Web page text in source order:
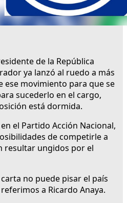
de la República
ya lanzó al ruedo a más
ese movimiento para que se
sucederlo en el cargo,
está dormida.
el Partido Acción Nacional,
de competirle a
resultar ungidos por el
no puede pisar el país
a Ricardo Anaya.